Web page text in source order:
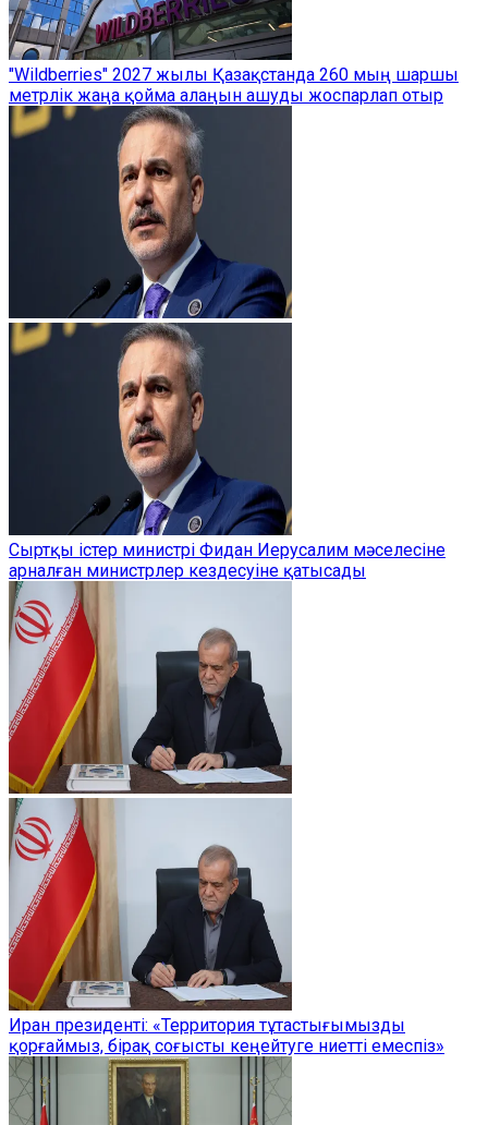
"Wildberries" 2027 жылы Қазақстанда 260 мың шаршы
метрлік жаңа қойма алаңын ашуды жоспарлап отыр
Сыртқы істер министрі Фидан Иерусалим мәселесіне
арналған министрлер кездесуіне қатысады
Иран президенті: «Территория тұтастығымызды
қорғаймыз, бірақ соғысты кеңейтуге ниетті емеспіз»